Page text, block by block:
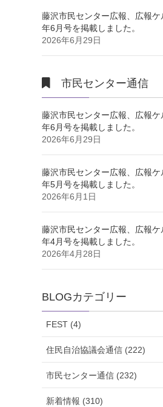
藤沢市民センター広報、広報ケ
年6月号を掲載しました。
2026年6月29日
市民センター通信
藤沢市民センター広報、広報ケ
年6月号を掲載しました。
2026年6月29日
藤沢市民センター広報、広報ケ
年5月号を掲載しました。
2026年6月1日
藤沢市民センター広報、広報ケ
年4月号を掲載しました。
2026年4月28日
BLOGカテゴリー
FEST (4)
住民自治協議会通信 (222)
市民センター通信 (232)
新着情報 (310)